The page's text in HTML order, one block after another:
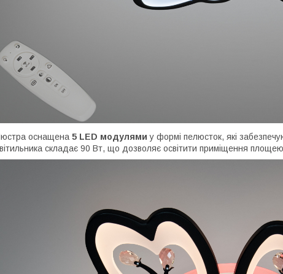
оснащена 5 LED модулями у формі пелюсток, які
складає 90 Вт, що дозволяє освітити приміщення